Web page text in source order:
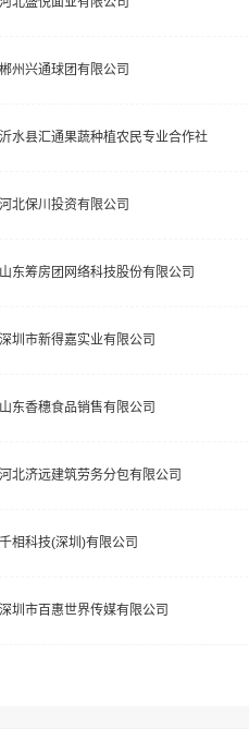
郴州兴通球团有限公司
沂水县汇通果蔬种植农民专业合作社
河北保川投资有限公司
山东筹房团网络科技股份有限公司
深圳市新得嘉实业有限公司
山东香穗食品销售有限公司
河北济远建筑劳务分包有限公司
千相科技(深圳)有限公司
深圳市百惠世界传媒有限公司